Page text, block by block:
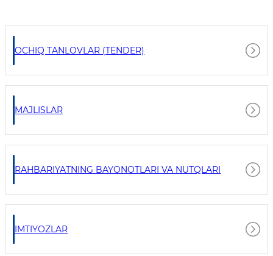
OCHIQ TANLOVLAR (TENDER)
MAJLISLAR
RAHBARIYATNING BAYONOTLARI VA NUTQLARI
IMTIYOZLAR